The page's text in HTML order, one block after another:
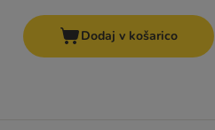
Dodaj v košarico